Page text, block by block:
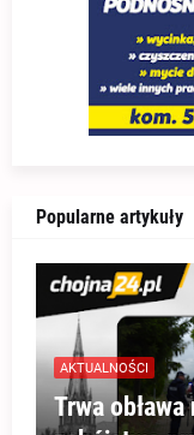
Popularne artykuły
AKTUALNOŚCI
Trwa